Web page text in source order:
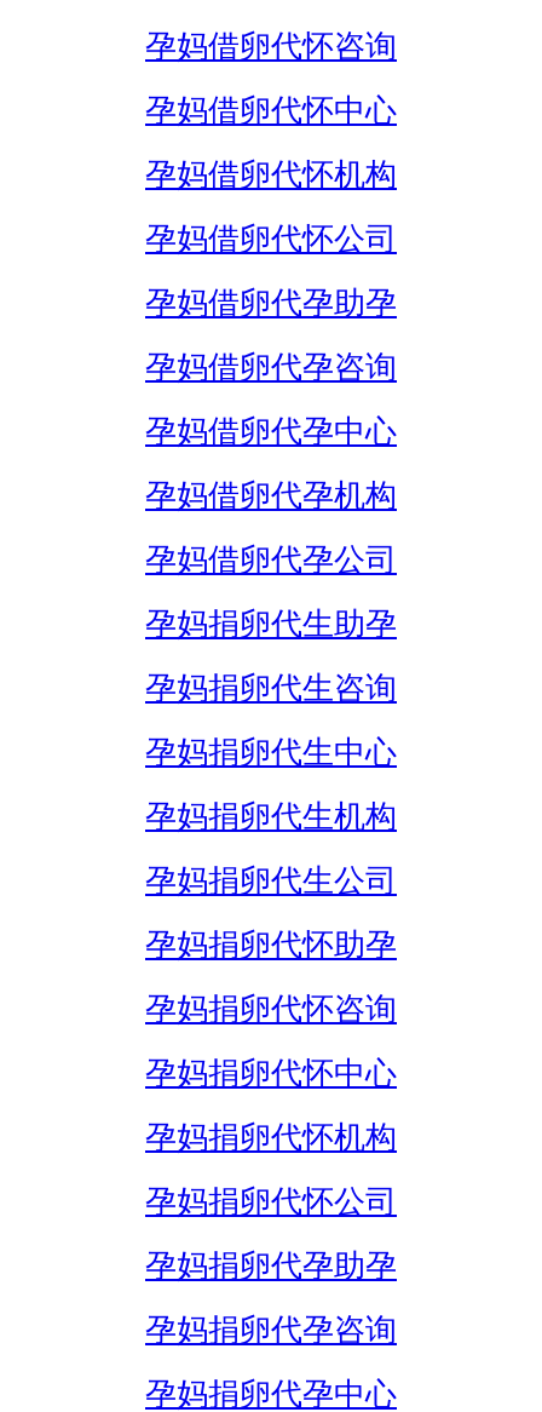
孕妈借卵代怀咨询
孕妈借卵代怀中心
孕妈借卵代怀机构
孕妈借卵代怀公司
孕妈借卵代孕助孕
孕妈借卵代孕咨询
孕妈借卵代孕中心
孕妈借卵代孕机构
孕妈借卵代孕公司
孕妈捐卵代生助孕
孕妈捐卵代生咨询
孕妈捐卵代生中心
孕妈捐卵代生机构
孕妈捐卵代生公司
孕妈捐卵代怀助孕
孕妈捐卵代怀咨询
孕妈捐卵代怀中心
孕妈捐卵代怀机构
孕妈捐卵代怀公司
孕妈捐卵代孕助孕
孕妈捐卵代孕咨询
孕妈捐卵代孕中心